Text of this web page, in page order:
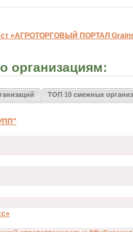
«АГРОТОРГОВЫЙ ПОРТАЛ
организациям:
ТОП 10 смежных